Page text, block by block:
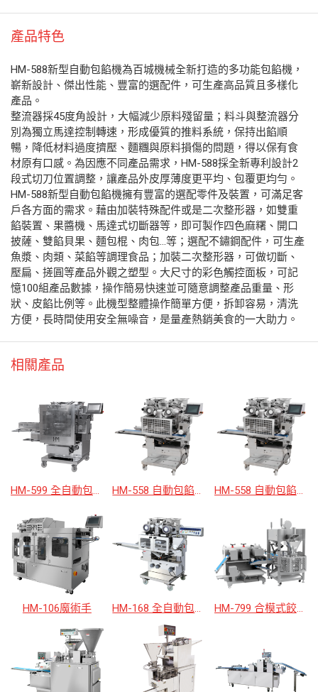
產品特色
HM-588新型自動包餡機為百城機械全新打造的多功能包餡機，
嶄新設計、傑出性能、豐富的選配件，可生產高品質且多樣化
產品。
整流器採45度角設計，大幅減少原料殘留量；料斗與整流器分
別為獨立馬達控制轉速，形成優質的推料系統，保持出餡順
暢，降低材料過度擠壓、麵糰與原料損傷的問題，得以保有食
材原有口感。為因應不同產品需求，HM-588採全新專利設計2
段式切刀位置調整，讓產品外皮厚薄度更平均、包覆更均勻。
HM-588新型自動包餡機擁有豐富的選配零件及裝置，可滿足客
戶各方面的需求。藉由加裝特殊配件或是二次整形器，如雙重
餡裝置、果醬機、馬達式切斷器等，即可製作四色麻糬、開口
披薩、雙餡貝果、麵包棍、肉包…等；選配不鏽鋼配件，可生產
魚漿、肉類、菜餡等調理食品；加裝二次整形器，可做切斷、
壓扁、搓圓等產品外觀之塑型。大尺寸的彩色觸控面板，可記
憶100組產品數據，操作簡易快速並可隨意調整產品重量、形
狀、皮餡比例等。此機型整體操作簡單方便，拆卸容易，清洗
方便，長時間使用安全無噪音，是量產熱銷美食的一大助力。
相關產品
HM-599 全自動包餡成型機 HM-558 自動包餡機 HM-558 自動包餡機
HM-106魔術手 HM-168 全自動包餡成型機 (白鐵款) HM-799 合模式餃子成型機